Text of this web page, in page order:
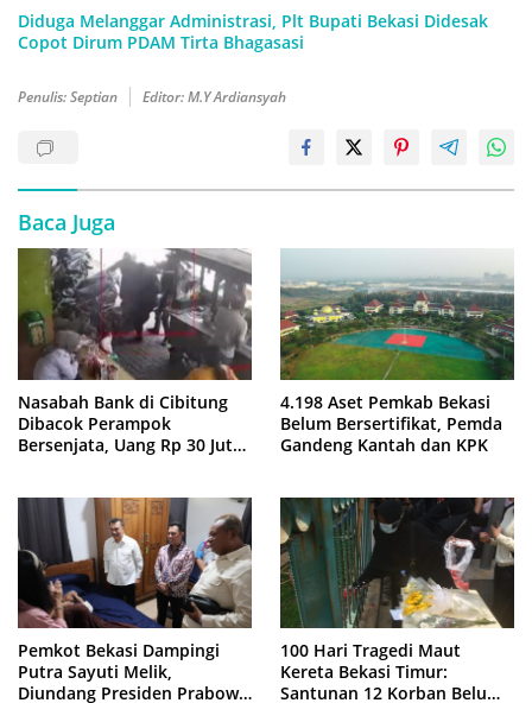
Diduga Melanggar Administrasi, Plt Bupati Bekasi Didesak
Copot Dirum PDAM Tirta Bhagasasi
Penulis: Septian Editor: M.Y Ardiansyah
Baca Juga
Nasabah Bank di Cibitung
Dibacok Perampok
Bersenjata, Uang Rp 30 Juta
4.198 Aset Pemkab Bekasi
Belum Bersertifikat, Pemda
Gandeng Kantah dan KPK
Pemkot Bekasi Dampingi
Putra Sayuti Melik,
Diundang Presiden Prabowo
100 Hari Tragedi Maut
Kereta Bekasi Timur:
Santunan 12 Korban Belum